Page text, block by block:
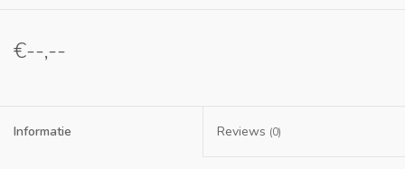
€--,--
Informatie Reviews (0)